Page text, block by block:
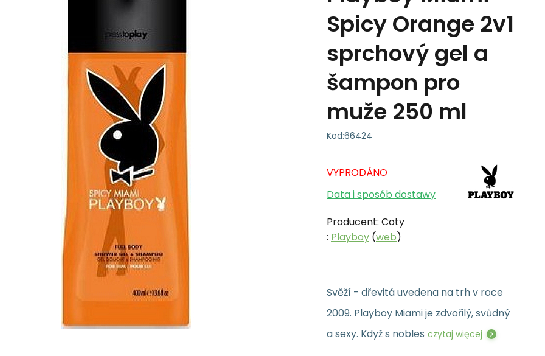
Spicy Orange 2v1
sprchový gel a
šampon pro
muže 250 ml
Kod:66424
VYPRODÁNO
Data i sposób dostawy
Producent: Coty
: Playboy (web)
Svěží - dřevitá uvedena na trh v roce
2009. Playboy Miami je zdvořilý, svůdný
a sexy. Když s nobles czytaj więcej